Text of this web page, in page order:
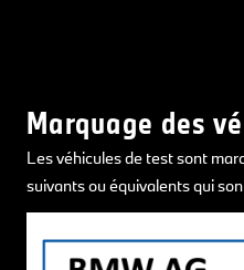
Marquage des
Les véhicules de test sont
suivants ou équivalents qui